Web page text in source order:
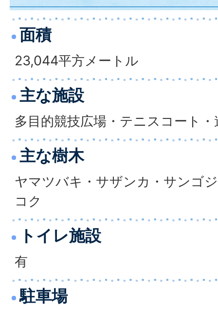
面積
23,044平方メートル
主な施設
多目的競技広場・テニスコート・
主な樹木
ヤマツバキ・サザンカ・サンゴ
コク
トイレ施設
有
駐車場